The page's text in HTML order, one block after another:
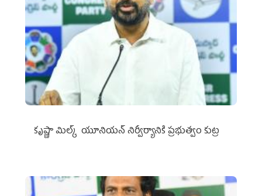
కృష్ణా మిల్క్‌ యూనియన్‌ నిర్వీర్యానికి ప్రభుత్వం కుట్ర